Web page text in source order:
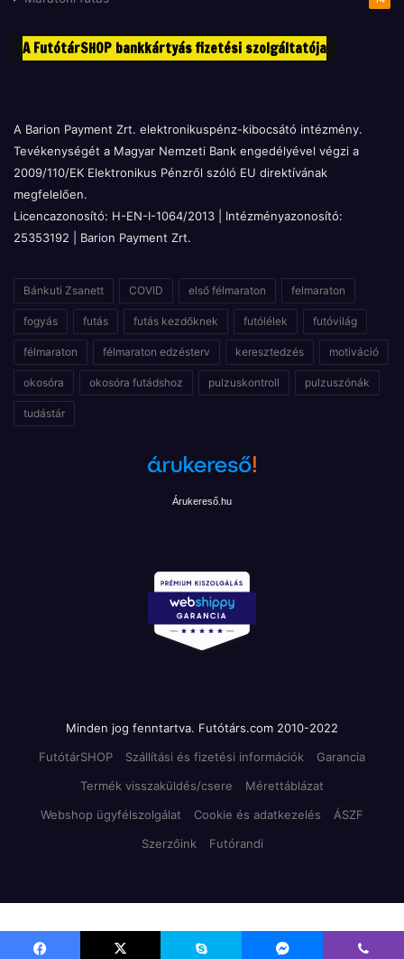
A FutótárSHOP bankkártyás fizetési szolgáltatója
A Barion Payment Zrt. elektronikuspénz-kibocsátó intézmény.
Tevékenységét a Magyar Nemzeti Bank engedélyével végzi a
2009/110/EK Elektronikus Pénzről szóló EU direktívának
megfelelően.
Licencazonosító: H-EN-I-1064/2013 | Intézményazonosító:
25353192 | Barion Payment Zrt.
Bánkuti Zsanett COVID első félmaraton felmaraton
fogyás futás futás kezdőknek futólélek futóvilág
félmaraton félmaraton edzésterv keresztedzés motiváció
okosóra okosóra futádshoz pulzuskontroll pulzuszónák
tudástár
Árukereső.hu
Minden jog fenntartva. Futótárs.com 2010-2022
FutótárSHOP
Szállítási és fizetési információk
Garancia
Termék visszaküldés/csere
Mérettáblázat
Webshop ügyfélszolgálat
Cookie és adatkezelés
ÁSZF
Szerzőink
Futórandi